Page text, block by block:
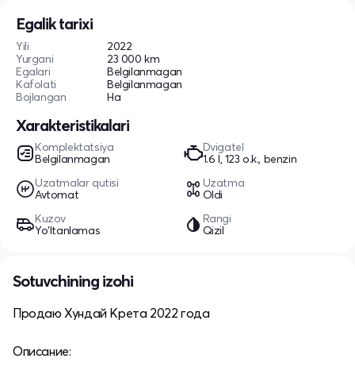
Egalik tarixi
Yili
2022
Yurgani
23 000 km
Egalari
Belgilanmagan
Kafolati
Belgilanmagan
Bojlangan
Ha
Xarakteristikalari
Komplektatsiya
Belgilanmagan
Dvigatel
1.6 l, 123 o.k., benzin
Uzatmalar qutisi
Avtomat
Uzatma
Oldi
Kuzov
Yo‘ltanlamas
Rangi
Qizil
Sotuvchining izohi
Продаю Хундай Крета 2022 года
Описание: